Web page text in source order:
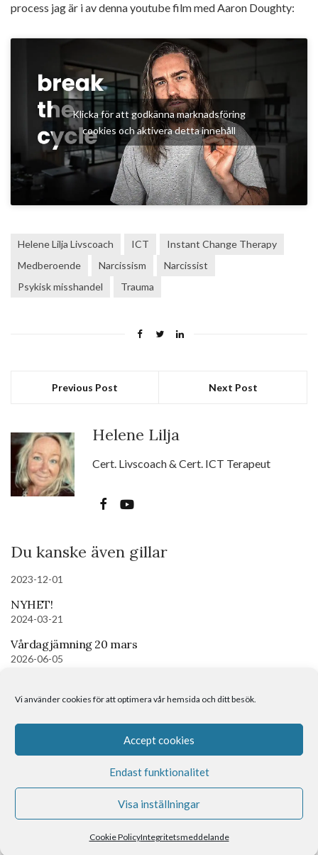
Vi använder cookies för att optimera vår hemsida och ditt besök.
Accept cookies
Endast funktionalitet
Visa inställningar
Cookie PolicyIntegritetsmeddelande
process jag är i av denna youtube film med Aaron Doughty:
Klicka för att godkänna marknadsföring
cookies och aktivera detta innehåll
Helene Lilja Livscoach ICT
Instant Change Therapy
Medberoende
Narcissism
Narcissist
Psykisk misshandel
Trauma
Previous Post Next Post
Helene Lilja
Cert. Livscoach & Cert. ICT Terapeut
Du kanske även gillar
2023-12-01
NYHET!
2024-03-21
Vårdagjämning 20 mars
2026-06-05